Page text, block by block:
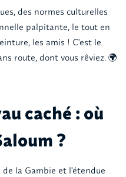
des normes culturelles
palpitante, le tout en
les amis ! C'est le
route, dont vous rêviez. 🌍
caché : où
?
la Gambie et l'étendue